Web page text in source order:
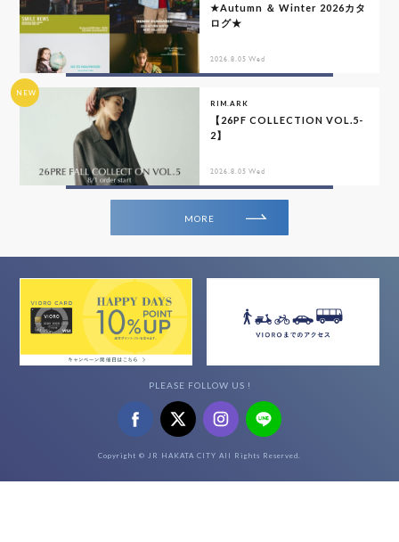
★Autumn ＆ Winter 2026カタ
ログ★
2026.8.05 Wed
NEW
RIM.ARK
【26PF COLLECTION VOL.5-
2】
2026.8.05 Wed
MORE
PLEASE FOLLOW US !
Copyright © JR HAKATA CITY All Rights Reserved.